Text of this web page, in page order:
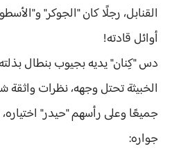
القنابل، رجلًا كان "الجوكر"
أوائل قادته!
دس "كِنان" يديه بجيوب بنطال
الخبيثة تحتل وجهه، نظرات واثقة
جميعًا وعلى رأسهم "حيدر"
جواره: